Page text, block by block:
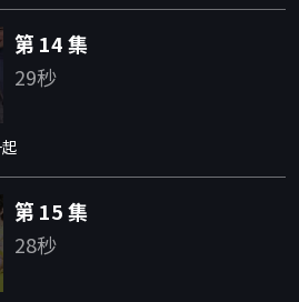
第 14 集
29秒
第 15 集
28秒